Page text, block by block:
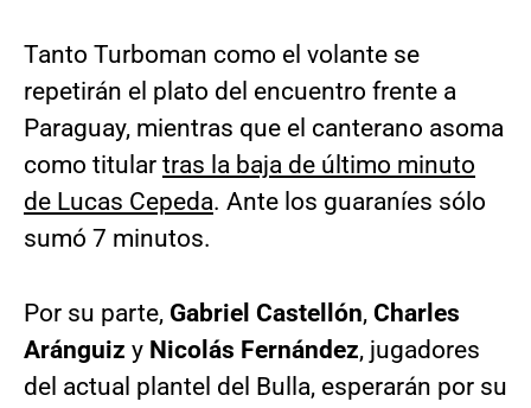
Tanto Turboman como el volante se
repetirán el plato del encuentro frente a
Paraguay, mientras que el canterano asoma
como titular tras la baja de último minuto
de Lucas Cepeda. Ante los guaraníes sólo
sumó 7 minutos.
Por su parte, Gabriel Castellón, Charles
Aránguiz y Nicolás Fernández, jugadores
del actual plantel del Bulla, esperarán por su